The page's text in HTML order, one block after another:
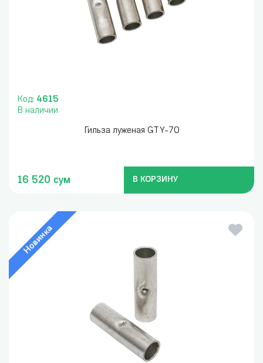
Код: 4615
В наличии
Гильза луженая GTY-70
16 520 сум В КОРЗИНУ
Новинка